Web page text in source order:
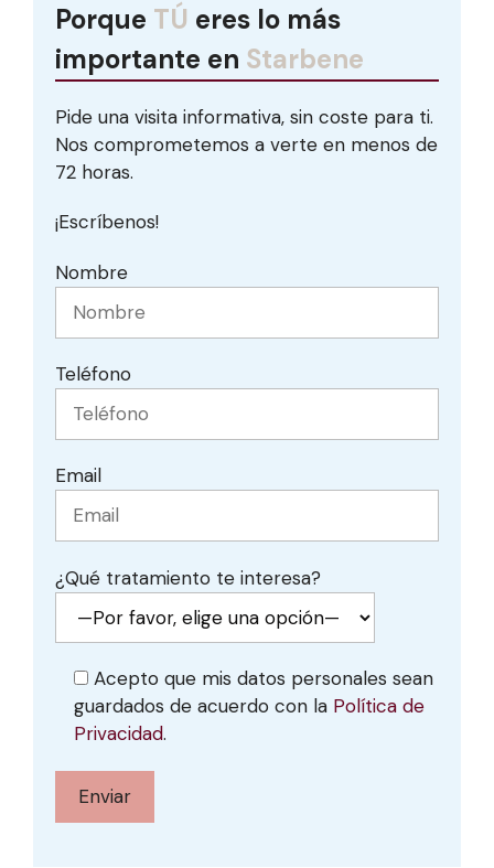
Porque TÚ eres lo más
importante en Starbene
Pide una visita informativa, sin coste para ti.
Nos comprometemos a verte en menos de
72 horas.
¡Escríbenos!
Nombre
Teléfono
Email
¿Qué tratamiento te interesa?
Acepto que mis datos personales sean
guardados de acuerdo con la Política de
Privacidad.